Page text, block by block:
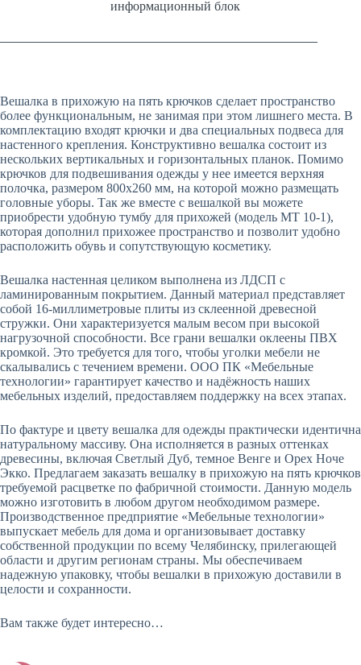
информационный блок
Вешалка в прихожую на пять крючков сделает пространство
более функциональным, не занимая при этом лишнего места. В
комплектацию входят крючки и два специальных подвеса для
настенного крепления. Конструктивно вешалка состоит из
нескольких вертикальных и горизонтальных планок. Помимо
крючков для подвешивания одежды у нее имеется верхняя
полочка, размером 800х260 мм, на которой можно размещать
головные уборы. Так же вместе с вешалкой вы можете
приобрести удобную тумбу для прихожей (модель МТ 10-1),
которая дополнил прихожее пространство и позволит удобно
расположить обувь и сопутствующую косметику.
Вешалка настенная целиком выполнена из ЛДСП с
ламинированным покрытием. Данный материал представляет
собой 16-миллиметровые плиты из склеенной древесной
стружки. Они характеризуется малым весом при высокой
нагрузочной способности. Все грани вешалки оклеены ПВХ
кромкой. Это требуется для того, чтобы уголки мебели не
скалывались с течением времени. ООО ПК «Мебельные
технологии» гарантирует качество и надёжность наших
мебельных изделий, предоставляем поддержку на всех этапах.
По фактуре и цвету вешалка для одежды практически идентична
натуральному массиву. Она исполняется в разных оттенках
древесины, включая Светлый Дуб, темное Венге и Орех Ноче
Экко. Предлагаем заказать вешалку в прихожую на пять крючков
требуемой расцветке по фабричной стоимости. Данную модель
можно изготовить в любом другом необходимом размере.
Производственное предприятие «Мебельные технологии»
выпускает мебель для дома и организовывает доставку
собственной продукции по всему Челябинску, прилегающей
области и другим регионам страны. Мы обеспечиваем
надежную упаковку, чтобы вешалки в прихожую доставили в
целости и сохранности.
Вам также будет интересно…